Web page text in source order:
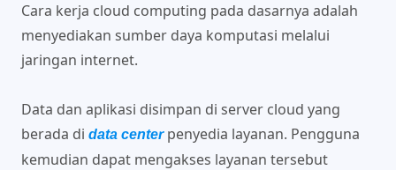
Cara kerja cloud computing pada dasarnya adalah
menyediakan sumber daya komputasi melalui
jaringan internet.
Data dan aplikasi disimpan di server cloud yang
berada di data centerpenyedia layanan. Pengguna
kemudian dapat mengakses layanan tersebut